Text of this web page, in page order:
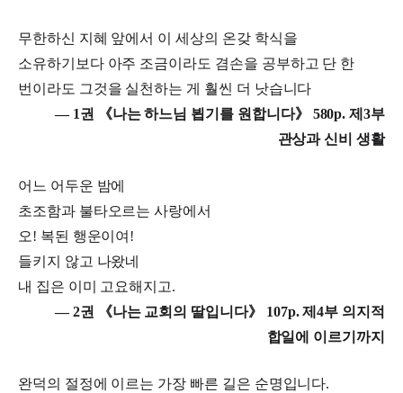
무한하신 지혜 앞에서 이 세상의 온갖 학식을
소유하기보다 아주 조금이라도 겸손을 공부하고 단 한
번이라도 그것을 실천하는 게 훨씬 더 낫습니다
― 1권 《나는 하느님 뵙기를 원합니다》 580p. 제3부
관상과 신비 생활
어느 어두운 밤에
초조함과 불타오르는 사랑에서
오! 복된 행운이여!
들키지 않고 나왔네
내 집은 이미 고요해지고.
― 2권 《나는 교회의 딸입니다》 107p. 제4부 의지적
합일에 이르기까지
완덕의 절정에 이르는 가장 빠른 길은 순명입니다.